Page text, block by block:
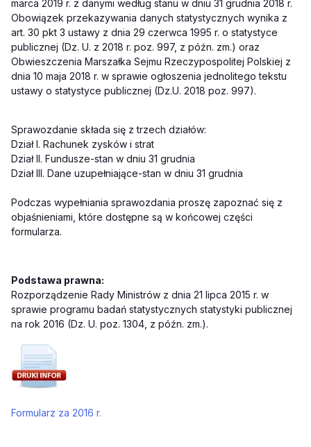
marca 2019 r. z danymi według stanu w dniu 31 grudnia 2018 r.
Obowiązek przekazywania danych statystycznych wynika z
art. 30 pkt 3 ustawy z dnia 29 czerwca 1995 r. o statystyce
publicznej (Dz. U. z 2018 r. poz. 997, z późn. zm.) oraz
Obwieszczenia Marszałka Sejmu Rzeczypospolitej Polskiej z
dnia 10 maja 2018 r. w sprawie ogłoszenia jednolitego tekstu
ustawy o statystyce publicznej (Dz.U. 2018 poz. 997).
Sprawozdanie składa się z trzech działów:
Dział I. Rachunek zysków i strat
Dział II. Fundusze-stan w dniu 31 grudnia
Dział III. Dane uzupełniające-stan w dniu 31 grudnia
Podczas wypełniania sprawozdania proszę zapoznać się z
objaśnieniami, które dostępne są w końcowej części
formularza.
Podstawa prawna:
Rozporządzenie Rady Ministrów z dnia 21 lipca 2015 r. w
sprawie programu badań statystycznych statystyki publicznej
na rok 2016 (Dz. U. poz. 1304, z późn. zm.).
Formularz za 2016 r.